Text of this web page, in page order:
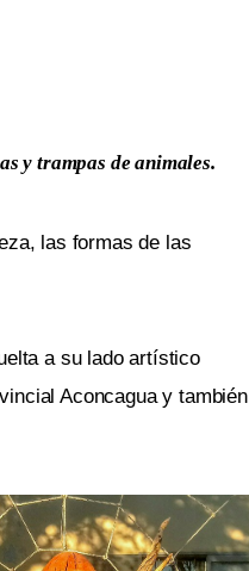
y trampas de animales.
las formas de las
a su lado artístico
Aconcagua y también